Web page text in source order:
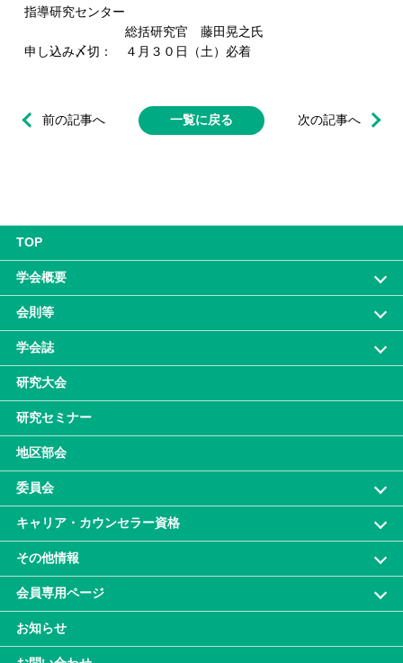
指導研究センター
総括研究官 藤田晃之氏
申し込み〆切： ４月３０日（土）必着
前の記事へ 次の記事へ
一覧に戻る
TOP
学会概要
会則等
学会誌
研究大会
研究セミナー
地区部会
委員会
キャリア・カウンセラー資格
その他情報
会員専⽤ページ
お知らせ